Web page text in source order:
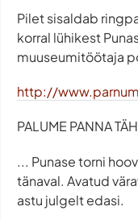
Pilet sisaldab
korral lühikest
muuseumitöötaja
http://
PALUME PANNA
... Punase torni
tänaval. Avatud
astu julgelt edasi.